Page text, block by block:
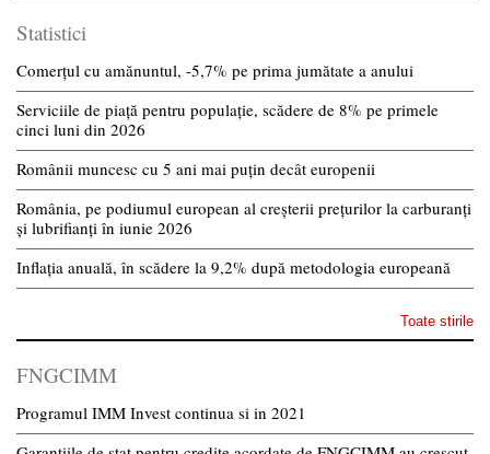
Statistici
Comerțul cu amănuntul, -5,7% pe prima jumătate a anului
Serviciile de piață pentru populație, scădere de 8% pe primele
cinci luni din 2026
Românii muncesc cu 5 ani mai puțin decât europenii
România, pe podiumul european al creșterii prețurilor la carburanți
și lubrifianți în iunie 2026
Inflația anuală, în scădere la 9,2% după metodologia europeană
Toate stirile
FNGCIMM
Programul IMM Invest continua si in 2021